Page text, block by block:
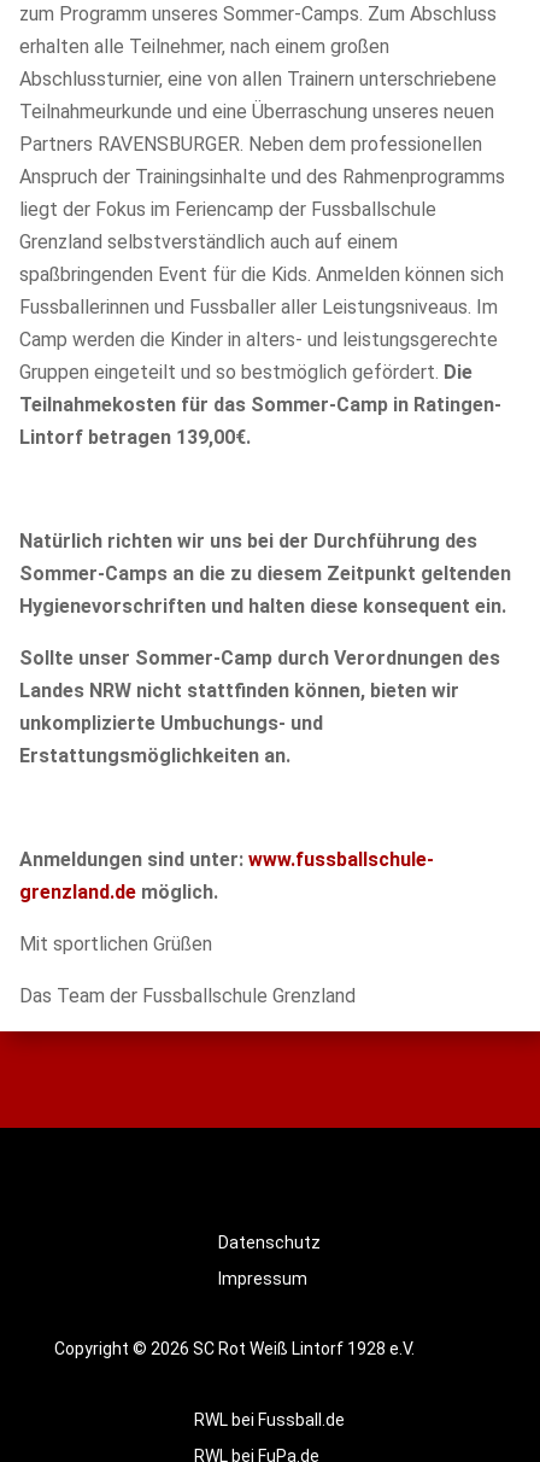
zum Programm unseres Sommer-Camps. Zum Abschluss
erhalten alle Teilnehmer, nach einem großen
Abschlussturnier, eine von allen Trainern unterschriebene
Teilnahmeurkunde und eine Überraschung unseres neuen
Partners RAVENSBURGER. Neben dem professionellen
Anspruch der Trainingsinhalte und des Rahmenprogramms
liegt der Fokus im Feriencamp der Fussballschule
Grenzland selbstverständlich auch auf einem
spaßbringenden Event für die Kids. Anmelden können sich
Fussballerinnen und Fussballer aller Leistungsniveaus. Im
Camp werden die Kinder in alters- und leistungsgerechte
Gruppen eingeteilt und so bestmöglich gefördert. Die
Teilnahmekosten für das Sommer-Camp in Ratingen-
Lintorf betragen 139,00€.
Natürlich richten wir uns bei der Durchführung des
Sommer-Camps an die zu diesem Zeitpunkt geltenden
Hygienevorschriften und halten diese konsequent ein.
Sollte unser Sommer-Camp durch Verordnungen des
Landes NRW nicht stattfinden können, bieten wir
unkomplizierte Umbuchungs- und
Erstattungsmöglichkeiten an.
Anmeldungen sind unter: www.fussballschule-
grenzland.de möglich.
Mit sportlichen Grüßen
Das Team der Fussballschule Grenzland
Datenschutz
Impressum
Copyright © 2026 SC Rot Weiß Lintorf 1928 e.V.
RWL bei Fussball.de
RWL bei FuPa.de